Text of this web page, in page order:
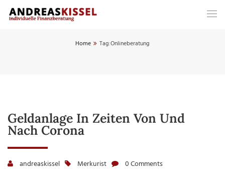
Home Tag:Onlineberatung
Geldanlage In Zeiten Von Und
Nach Corona
andreaskissel Merkurist 0 Comments